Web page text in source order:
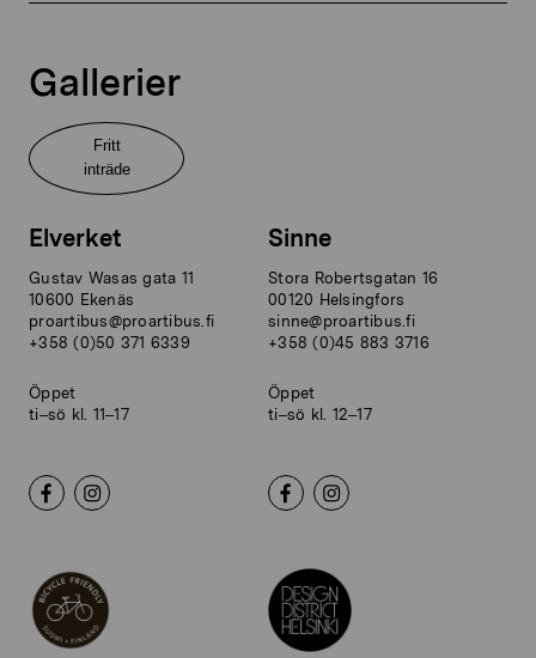
Gallerier
Fritt
inträde
Elverket
Gustav Wasas gata 11
10600 Ekenäs
proartibus@proartibus.fi
+358 (0)50 371 6339
Öppet
ti–sö kl. 11–17
Sinne
Stora Robertsgatan 16
00120 Helsingfors
sinne@proartibus.fi
+358 (0)45 883 3716
Öppet
ti–sö kl. 12–17